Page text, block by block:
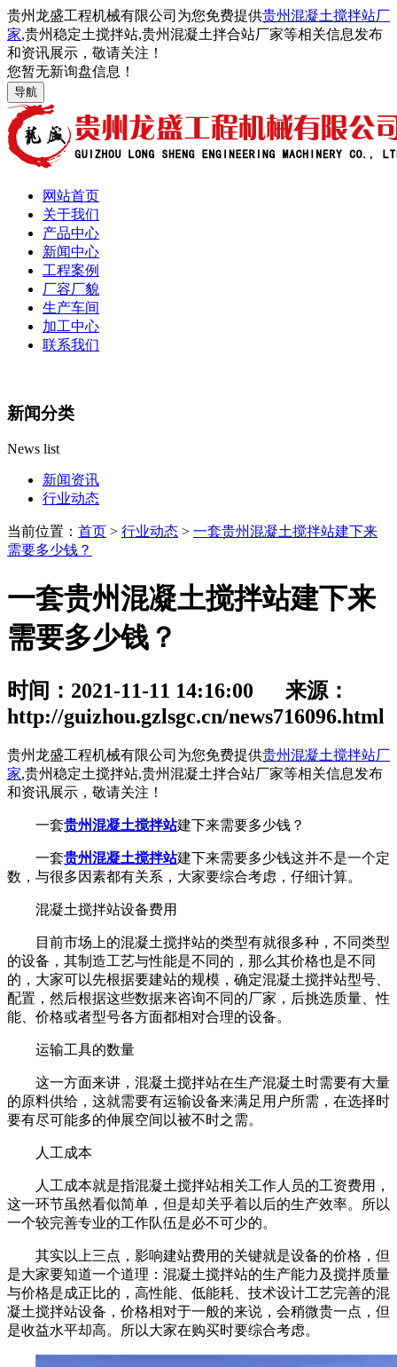
贵州龙盛工程机械有限公司为您免费提供贵州混凝土搅拌站厂
家,贵州稳定土搅拌站,贵州混凝土拌合站厂家等相关信息发布
和资讯展示，敬请关注！
您暂无新询盘信息！
导航
网站首页
关于我们
产品中心
新闻中心
工程案例
厂容厂貌
生产车间
加工中心
联系我们
新闻分类
News list
新闻资讯
行业动态
当前位置： 首页 > 行业动态 > 一套贵州混凝土搅拌站建下来
需要多少钱？
一套贵州混凝土搅拌站建下来
需要多少钱？
时间：2021-11-11 14:16:00 来源：
http://guizhou.gzlsgc.cn/news716096.html
贵州龙盛工程机械有限公司为您免费提供贵州混凝土搅拌站厂
家,贵州稳定土搅拌站,贵州混凝土拌合站厂家等相关信息发布
和资讯展示，敬请关注！
一套贵州混凝土搅拌站建下来需要多少钱？
一套贵州混凝土搅拌站建下来需要多少钱这并不是一个定
数，与很多因素都有关系，大家要综合考虑，仔细计算。
混凝土搅拌站设备费用
目前市场上的混凝土搅拌站的类型有就很多种，不同类型
的设备，其制造工艺与性能是不同的，那么其价格也是不同
的，大家可以先根据要建站的规模，确定混凝土搅拌站型号、
配置，然后根据这些数据来咨询不同的厂家，后挑选质量、性
能、价格或者型号各方面都相对合理的设备。
运输工具的数量
这一方面来讲，混凝土搅拌站在生产混凝土时需要有大量
的原料供给，这就需要有运输设备来满足用户所需，在选择时
要有尽可能多的伸展空间以被不时之需。
人工成本
人工成本就是指混凝土搅拌站相关工作人员的工资费用，
这一环节虽然看似简单，但是却关乎着以后的生产效率。所以
一个较完善专业的工作队伍是必不可少的。
其实以上三点，影响建站费用的关键就是设备的价格，但
是大家要知道一个道理：混凝土搅拌站的生产能力及搅拌质量
与价格是成正比的，高性能、低能耗、技术设计工艺完善的混
凝土搅拌站设备，价格相对于一般的来说，会稍微贵一点，但
是收益水平却高。所以大家在购买时要综合考虑。